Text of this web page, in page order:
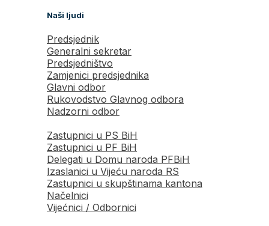
Naši ljudi
Predsjednik
Generalni sekretar
Predsjedništvo
Zamjenici predsjednika
Glavni odbor
Rukovodstvo Glavnog odbora
Nadzorni odbor
Zastupnici u PS BiH
Zastupnici u PF BiH
Delegati u Domu naroda PFBiH
Izaslanici u Vijeću naroda RS
Zastupnici u skupštinama kantona
Načelnici
Vijećnici / Odbornici